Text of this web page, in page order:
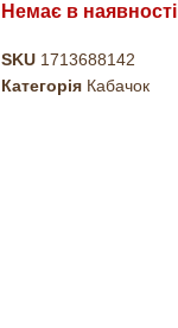
Немає в наявності
SKU 1713688142
Категорія Кабачок